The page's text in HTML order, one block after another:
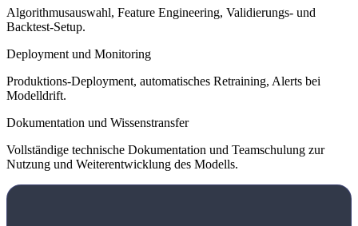
Algorithmusauswahl, Feature Engineering, Validierungs- und
Backtest-Setup.
Deployment und Monitoring
Produktions-Deployment, automatisches Retraining, Alerts bei
Modelldrift.
Dokumentation und Wissenstransfer
Vollständige technische Dokumentation und Teamschulung zur
Nutzung und Weiterentwicklung des Modells.